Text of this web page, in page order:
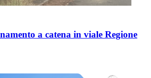
a catena in viale Regione